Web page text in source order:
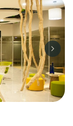
Next